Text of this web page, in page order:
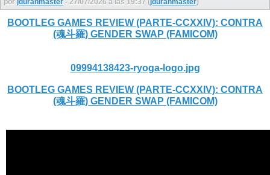
BOOTLEG GAMES REVIEW (PARTE-CCXXIV): CONTRA
(魂斗羅) GENDER SWAP (FAMICOM)
09994138423-ryoga-logo.jpg
BOOTLEG GAMES REVIEW (PARTE-CCXXIV): CONTRA
(魂斗羅) GENDER SWAP (FAMICOM)